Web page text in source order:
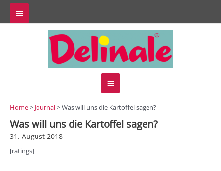
Zum
Inhalt
springen
Above
Hauptmenü
Home> Journal> Was will uns die Kartoffel sagen?
Was will uns die Kartoffel sagen?
31. August 2018
[ratings]